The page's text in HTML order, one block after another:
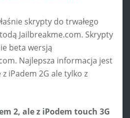
skrypty do trwałego
Jailbreakme.com. Skrypty
beta wersją
Najlepsza informacja jest
z iPadem 2G ale tylko z
2, ale z iPodem touch 3G